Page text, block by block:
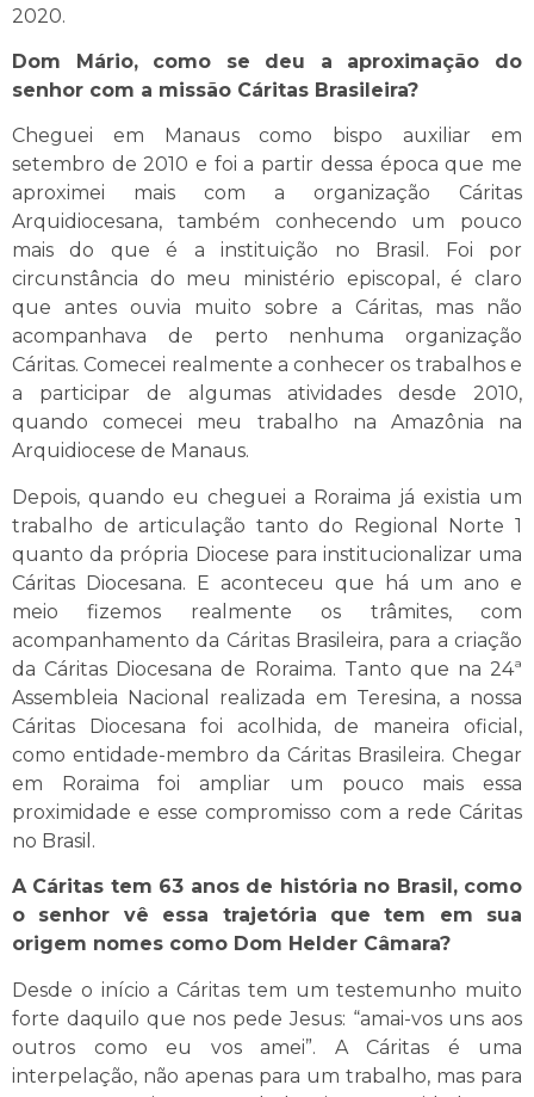
2020.
Dom Mário, como se deu a aproximação do
senhor com a missão Cáritas Brasileira?
Cheguei em Manaus como bispo auxiliar em
setembro de 2010 e foi a partir dessa época que me
aproximei mais com a organização Cáritas
Arquidiocesana, também conhecendo um pouco
mais do que é a instituição no Brasil. Foi por
circunstância do meu ministério episcopal, é claro
que antes ouvia muito sobre a Cáritas, mas não
acompanhava de perto nenhuma organização
Cáritas. Comecei realmente a conhecer os trabalhos e
a participar de algumas atividades desde 2010,
quando comecei meu trabalho na Amazônia na
Arquidiocese de Manaus.
Depois, quando eu cheguei a Roraima já existia um
trabalho de articulação tanto do Regional Norte 1
quanto da própria Diocese para institucionalizar uma
Cáritas Diocesana. E aconteceu que há um ano e
meio fizemos realmente os trâmites, com
acompanhamento da Cáritas Brasileira, para a criação
da Cáritas Diocesana de Roraima. Tanto que na 24ª
Assembleia Nacional realizada em Teresina, a nossa
Cáritas Diocesana foi acolhida, de maneira oficial,
como entidade-membro da Cáritas Brasileira. Chegar
em Roraima foi ampliar um pouco mais essa
proximidade e esse compromisso com a rede Cáritas
no Brasil.
A Cáritas tem 63 anos de história no Brasil, como
o senhor vê essa trajetória que tem em sua
origem nomes como Dom Helder Câmara?
Desde o início a Cáritas tem um testemunho muito
forte daquilo que nos pede Jesus: “amai-vos uns aos
outros como eu vos amei”. A Cáritas é uma
interpelação, não apenas para um trabalho, mas para